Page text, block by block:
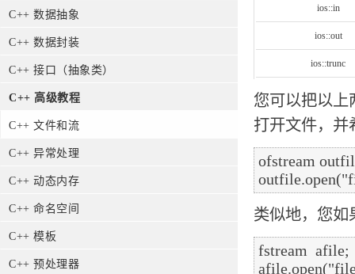
C++ 数据抽象
C++ 数据封装
C++ 接口（抽象类）
C++ 高级教程
C++ 文件和流
C++ 异常处理
C++ 动态内存
C++ 命名空间
C++ 模板
C++ 预处理器
ios::in
ios::out
ios::trunc
您可以把以上
打开文件，并
ofstream
类似地，您如
fstream  afile;